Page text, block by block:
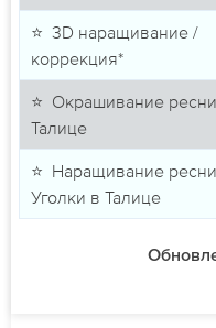
⭐ 3D наращивание /
коррекция*
⭐ Окрашивание
Талице
⭐ Наращивание
Уголки в Талице